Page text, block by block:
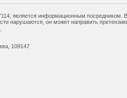
является информационным посредником. В
нарушаются, он может направить
109147